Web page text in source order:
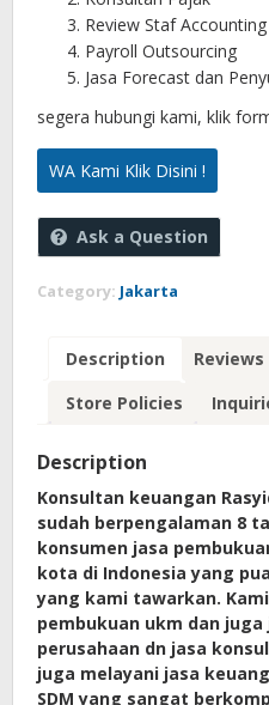
Review Staf Accounting
Payroll Outsourcing
Jasa Forecast dan
segera hubungi kami, klik
WA Kami Klik Disini !
Ask a Question
Category: Jakarta
Description Reviews
Store Policies
Description
Konsultan keuangan
sudah berpengalaman 8
konsumen jasa
kota di Indonesia yang
yang kami tawarkan.
pembukuan ukm dan
perusahaan dn jasa
juga melayani jasa
SDM yang sangat